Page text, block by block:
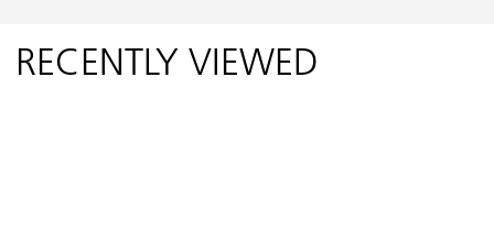
RECENTLY VIEWED